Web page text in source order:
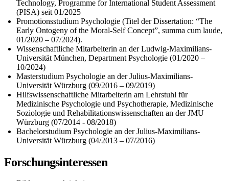
Technology, Programme for International Student Assessment
(PISA) seit 01/2025
Promotionsstudium Psychologie (Titel der Dissertation: “The
Early Ontogeny of the Moral-Self Concept”, summa cum laude,
01/2020 – 07/2024).
Wissenschaftliche Mitarbeiterin an der Ludwig-Maximilians-
Universität München, Department Psychologie (01/2020 –
10/2024)
Masterstudium Psychologie an der Julius-Maximilians-
Universität Würzburg (09/2016 – 09/2019)
Hilfswissenschaftliche Mitarbeiterin am Lehrstuhl für
Medizinische Psychologie und Psychotherapie, Medizinische
Soziologie und Rehabilitationswissenschaften an der JMU
Würzburg (07/2014 - 08/2018)
Bachelorstudium Psychologie an der Julius-Maximilians-
Universität Würzburg (04/2013 – 07/2016)
Forschungsinteressen